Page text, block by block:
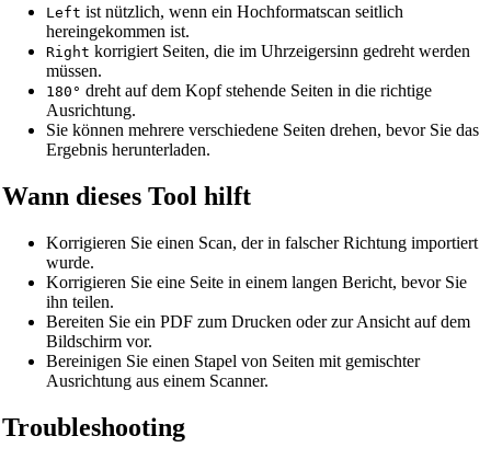
Left ist nützlich, wenn ein Hochformatscan seitlich
hereingekommen ist.
Right korrigiert Seiten, die im Uhrzeigersinn gedreht werden
müssen.
180° dreht auf dem Kopf stehende Seiten in die richtige
Ausrichtung.
Sie können mehrere verschiedene Seiten drehen, bevor Sie das
Ergebnis herunterladen.
Wann dieses Tool hilft
Korrigieren Sie einen Scan, der in falscher Richtung importiert
wurde.
Korrigieren Sie eine Seite in einem langen Bericht, bevor Sie
ihn teilen.
Bereiten Sie ein PDF zum Drucken oder zur Ansicht auf dem
Bildschirm vor.
Bereinigen Sie einen Stapel von Seiten mit gemischter
Ausrichtung aus einem Scanner.
Troubleshooting